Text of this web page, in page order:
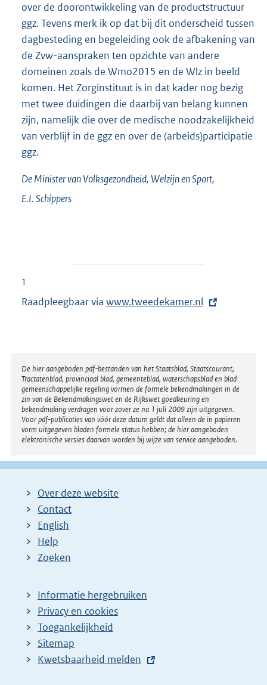
over de doorontwikkeling van de productstructuur
ggz. Tevens merk ik op dat bij dit onderscheid tussen
dagbesteding en begeleiding ook de afbakening van
de Zvw-aanspraken ten opzichte van andere
domeinen zoals de Wmo2015 en de Wlz in beeld
komen. Het Zorginstituut is in dat kader nog bezig
met twee duidingen die daarbij van belang kunnen
zijn, namelijk die over de medische noodzakelijkheid
van verblijf in de ggz en over de (arbeids)participatie
ggz.
De Minister van Volksgezondheid, Welzijn en Sport,
E.I.Schippers
1
Raadpleegbaar via E
r
n
e
l
i
n
k
www.tweedekamer.nl
Disclaimer
De hier aangeboden pdf-bestanden van het Staatsblad, Staatscourant,
Tractatenblad, provinciaal blad, gemeenteblad, waterschapsblad en blad
gemeenschappelijke regeling vormen de formele bekendmakingen in de
zin van de Bekendmakingswet en de Rijkswet goedkeuring en
bekendmaking verdragen voor zover ze na 1 juli 2009 zijn uitgegeven.
Voor pdf-publicaties van vóór deze datum geldt dat alleen de in papieren
vorm uitgegeven bladen formele status hebben; de hier aangeboden
elektronische versies daarvan worden bij wijze van service aangeboden.
Over deze website
Contact
English
Help
Zoeken
Informatie hergebruiken
Privacy en cookies
Toegankelijkheid
Sitemap
E
Kwetsbaarheid melden